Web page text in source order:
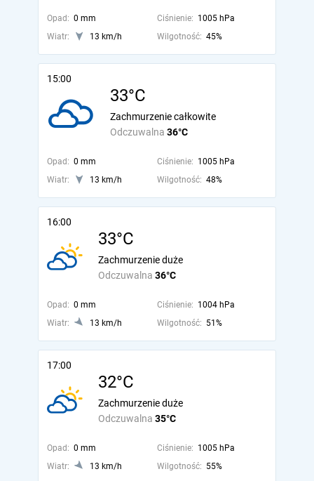
Opad: 0 mm Ciśnienie: 1005 hPa
Wiatr:
13 km/h Wilgotność: 45%
15:00
33°C
Odczuwalna 36°C
Zachmurzenie całkowite
Opad: 0 mm Ciśnienie: 1005 hPa
Wiatr:
13 km/h Wilgotność: 48%
16:00
33°C
Odczuwalna 36°C
Zachmurzenie duże
Opad: 0 mm Ciśnienie: 1004 hPa
Wiatr:
13 km/h Wilgotność: 51%
17:00
32°C
Odczuwalna 35°C
Zachmurzenie duże
Opad: 0 mm Ciśnienie: 1005 hPa
Wiatr:
13 km/h Wilgotność: 55%